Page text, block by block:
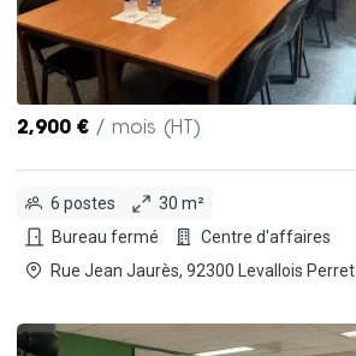
2,900 € / mois (HT)
6 postes
30 m²
Bureau fermé
Centre d'affaires
Rue Jean Jaurès, 92300 Levallois Perret